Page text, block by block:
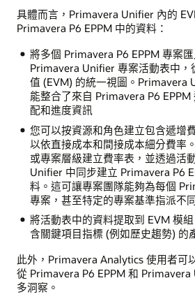
具體而言，Primavera Unifier 內的
Primavera P6 EPPM 中的資料：
將多個 Primavera P6 EPPM 專案
Primavera Unifier 專案活動表中，
值 (EVM) 的統一視圖。Primavera
能整合了來自 Primavera P6
配和進度資訊
您可以按資源和角色建立包含遞增
以依直接成本和間接成本細分費率
或專案層級建立費率表，並透過活
Unifier 中同步建立 Primavera P6
料。這可讓專案團隊能夠為每個
專案，甚至特定的專案基準指派不
將活動表中的資料提取到 EVM 模
含關鍵項目指標 (例如歷史趨勢) 的
此外，Primavera Analytics 使用者可
從 Primavera P6 EPPM 和
多洞察。